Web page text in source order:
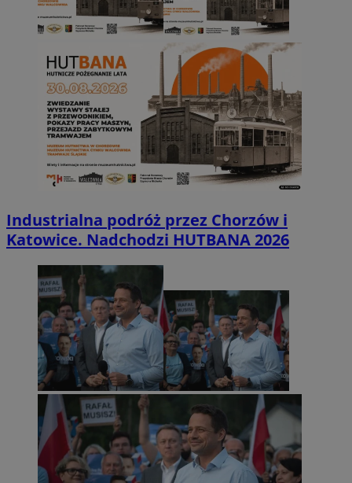
Industrialna podróż przez Chorzów i
Katowice. Nadchodzi HUTBANA 2026